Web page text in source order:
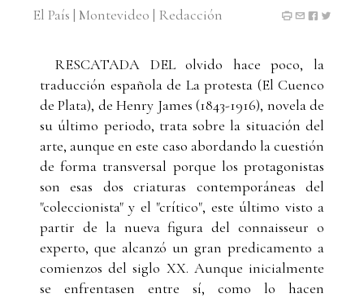
El País | Montevideo | Redacción
RESCATADA DEL olvido hace poco, la
traducción española de La protesta (El Cuenco
de Plata), de Henry James (1843-1916), novela de
su último periodo, trata sobre la situación del
arte, aunque en este caso abordando la cuestión
de forma transversal porque los protagonistas
son esas dos criaturas contemporáneas del
"coleccionista" y el "crítico", este último visto a
partir de la nueva figura del connaisseur o
experto, que alcanzó un gran predicamento a
comienzos del siglo XX. Aunque inicialmente
se enfrentasen entre sí, como lo hacen